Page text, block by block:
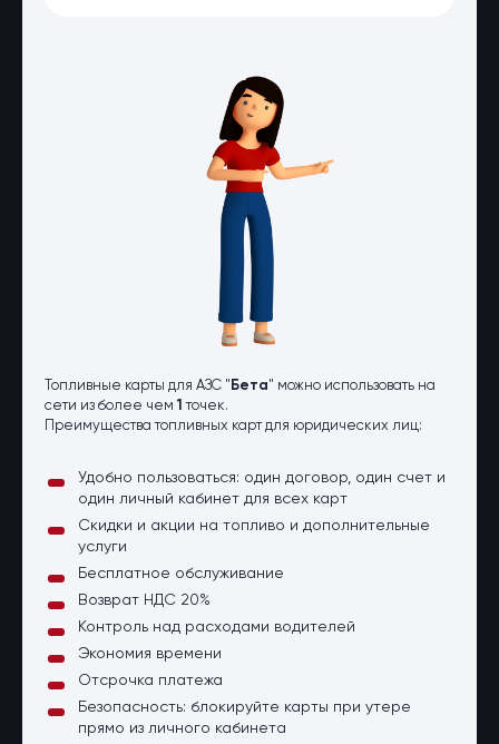
Топливные карты для АЗС " Бета" можно использовать на
сети из более чем 1 точек.
Преимущества топливных карт для юридических лиц:
Удобно пользоваться: один договор, один счет и
один личный кабинет для всех карт
Скидки и акции на топливо и дополнительные
услуги
Бесплатное обслуживание
Возврат НДС 20%
Контроль над расходами водителей
Экономия времени
Отсрочка платежа
Безопасность: блокируйте карты при утере
прямо из личного кабинета
Страхование физических лиц
Страхование юридических лиц
Страховые компании
Электронные перевозочные